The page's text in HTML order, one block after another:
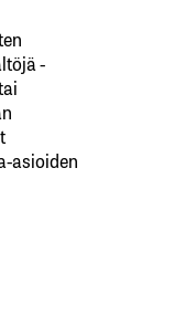
-
asioiden